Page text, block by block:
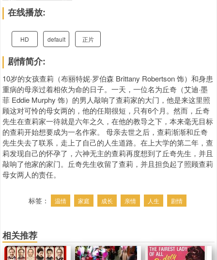
在线播放:
HD default 正片
剧情简介:
10岁的女孩查莉（布丽特妮·罗伯森 Brittany Robertson 饰）和身患
重病的母亲过着相依为命的日子。一天，一位名为丘奇（艾迪·墨
菲 Eddie Murphy 饰）的男人敲响了查莉家的大门，他是来这里照
顾这对可怜的母女两的，他的任期很短，只有6个月。然而，丘奇
先生在查莉家一待就是六年之久，在他的教导之下，本来毫无目标
的查莉开始想要成为一名作家。 母亲去世之后，查莉渐渐和丘奇
先生失去了联系，走上了自己的人生道路。在上大学的第二年，查
莉发现自己的怀孕了，六神无主的查莉再度想到了丘奇先生，并且
敲响了他家的家门。丘奇先生收留了查莉，并且担负起了照顾查莉
母女两人的责任。
标签： 温情 家庭 成长 亲情 人生 剧情
相关推荐